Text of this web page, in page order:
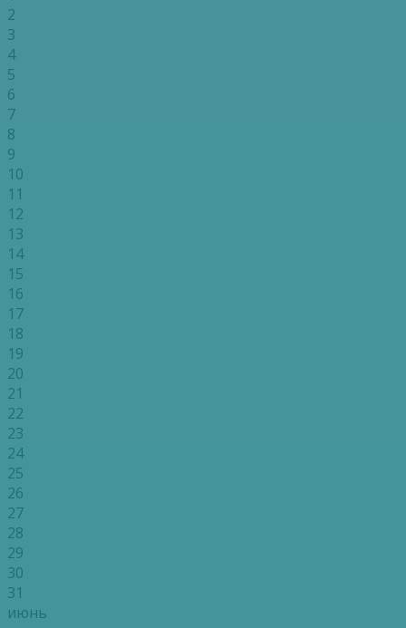
2
3
4
5
6
7
8
9
10
11
12
13
14
15
16
17
18
19
20
21
22
23
24
25
26
27
28
29
30
31
июнь